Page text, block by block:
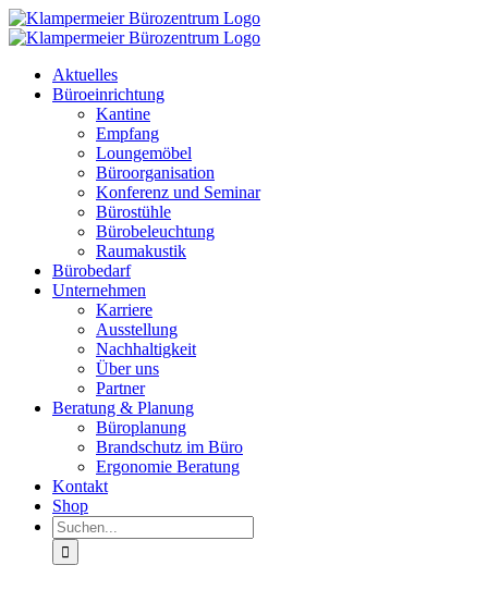
Zum
Inhalt
Aktuelles
Büroeinrichtung
Kantine
Empfang
Loungemöbel
Büroorganisation
Konferenz und Seminar
Bürostühle
Bürobeleuchtung
Raumakustik
Bürobedarf
Unternehmen
Karriere
Ausstellung
Nachhaltigkeit
Über uns
Partner
Beratung & Planung
Büroplanung
Brandschutz im Büro
Ergonomie Beratung
Kontakt
Shop
Suche
nach: